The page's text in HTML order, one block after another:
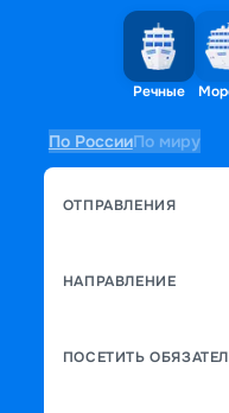
Речные
По РоссииПо миру
ОТПРАВЛЕНИЯ
НАПРАВЛЕНИЕ
ПОСЕТИТЬ